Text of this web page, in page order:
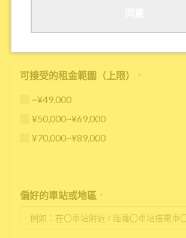
可接受的租金範圍（上限） *
~¥49,000
¥50,000~¥69,000
¥70,000~¥89,000
偏好的車站或地區 *